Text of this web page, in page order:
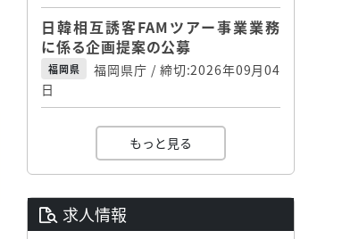
日韓相互誘客FAMツアー事業業務
に係る企画提案の公募
福岡県
福岡県庁 / 締切:2026年09月04
日
もっと見る
求人情報